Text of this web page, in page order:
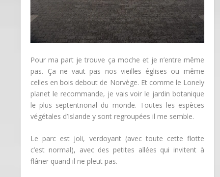
Pour ma part je trouve ça moche et je n’entre même
pas. Ça ne vaut pas nos vieilles églises ou même
celles en bois debout de Norvège. Et comme le Lonely
planet le recommande, je vais voir le jardin botanique
le plus septentrional du monde. Toutes les espèces
végétales d’Islande y sont regroupées il me semble.
Le parc est joli, verdoyant (avec toute cette flotte
c’est normal), avec des petites allées qui invitent à
flâner quand il ne pleut pas.